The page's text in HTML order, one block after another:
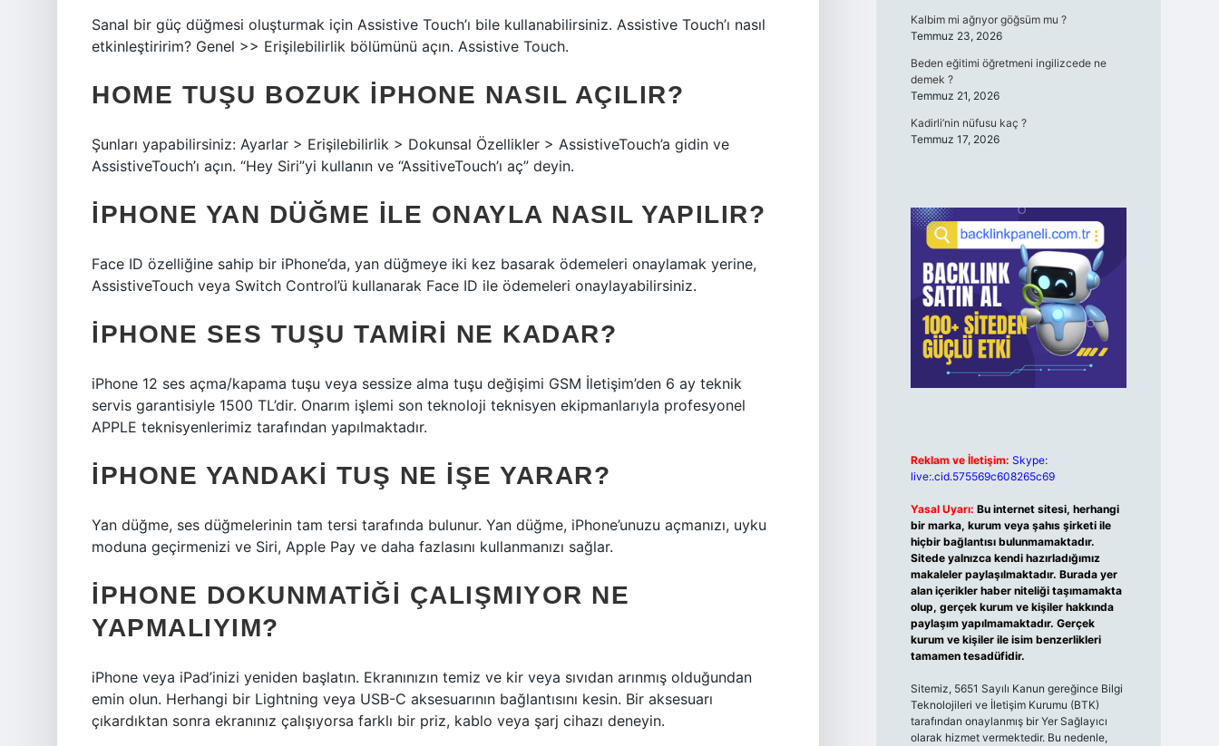
Sanal bir güç düğmesi oluşturmak için Assistive Touch’ı bile kullanabilirsiniz. Assistive Touch’ı nasıl
etkinleştiririm? Genel >> Erişilebilirlik bölümünü açın. Assistive Touch.
HOME TUŞU BOZUK IPHONE NASIL AÇILIR?
Şunları yapabilirsiniz: Ayarlar > Erişilebilirlik > Dokunsal Özellikler > AssistiveTouch’a gidin ve
AssistiveTouch’ı açın. “Hey Siri”yi kullanın ve “AssitiveTouch’ı aç” deyin.
IPHONE YAN DÜĞME ILE ONAYLA NASIL YAPILIR?
Face ID özelliğine sahip bir iPhone’da, yan düğmeye iki kez basarak ödemeleri onaylamak yerine,
AssistiveTouch veya Switch Control’ü kullanarak Face ID ile ödemeleri onaylayabilirsiniz.
IPHONE SES TUŞU TAMIRI NE KADAR?
iPhone 12 ses açma/kapama tuşu veya sessize alma tuşu değişimi GSM İletişim’den 6 ay teknik
servis garantisiyle 1500 TL’dir. Onarım işlemi son teknoloji teknisyen ekipmanlarıyla profesyonel
APPLE teknisyenlerimiz tarafından yapılmaktadır.
IPHONE YANDAKI TUŞ NE IŞE YARAR?
Yan düğme, ses düğmelerinin tam tersi tarafında bulunur. Yan düğme, iPhone’unuzu açmanızı, uyku
moduna geçirmenizi ve Siri, Apple Pay ve daha fazlasını kullanmanızı sağlar.
IPHONE DOKUNMATIĞI ÇALIŞMIYOR NE
YAPMALIYIM?
iPhone veya iPad’inizi yeniden başlatın. Ekranınızın temiz ve kir veya sıvıdan arınmış olduğundan
emin olun. Herhangi bir Lightning veya USB-C aksesuarının bağlantısını kesin. Bir aksesuarı
çıkardıktan sonra ekranınız çalışıyorsa farklı bir priz, kablo veya şarj cihazı deneyin.
Kalbim mi ağrıyor göğsüm mu ?
Temmuz 23, 2026
Beden eğitimi öğretmeni ingilizcede ne
demek ?
Temmuz 21, 2026
Kadirli’nin nüfusu kaç ?
Temmuz 17, 2026
Reklam ve İletişim: Skype:
live:.cid.575569c608265c69
Yasal Uyarı: Bu internet sitesi, herhangi
bir marka, kurum veya şahıs şirketi ile
hiçbir bağlantısı bulunmamaktadır.
Sitede yalnızca kendi hazırladığımız
makaleler paylaşılmaktadır. Burada yer
alan içerikler haber niteliği taşımamakta
olup, gerçek kurum ve kişiler hakkında
paylaşım yapılmamaktadır. Gerçek
kurum ve kişiler ile isim benzerlikleri
tamamen tesadüfidir.
Sitemiz, 5651 Sayılı Kanun gereğince Bilgi
Teknolojileri ve İletişim Kurumu (BTK)
tarafından onaylanmış bir Yer Sağlayıcı
olarak hizmet vermektedir. Bu nedenle,